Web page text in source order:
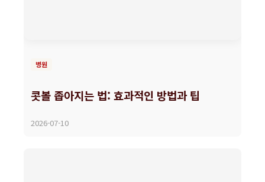
병원
콧볼 좁아지는 법: 효과적인 방법과 팁
2026-07-10